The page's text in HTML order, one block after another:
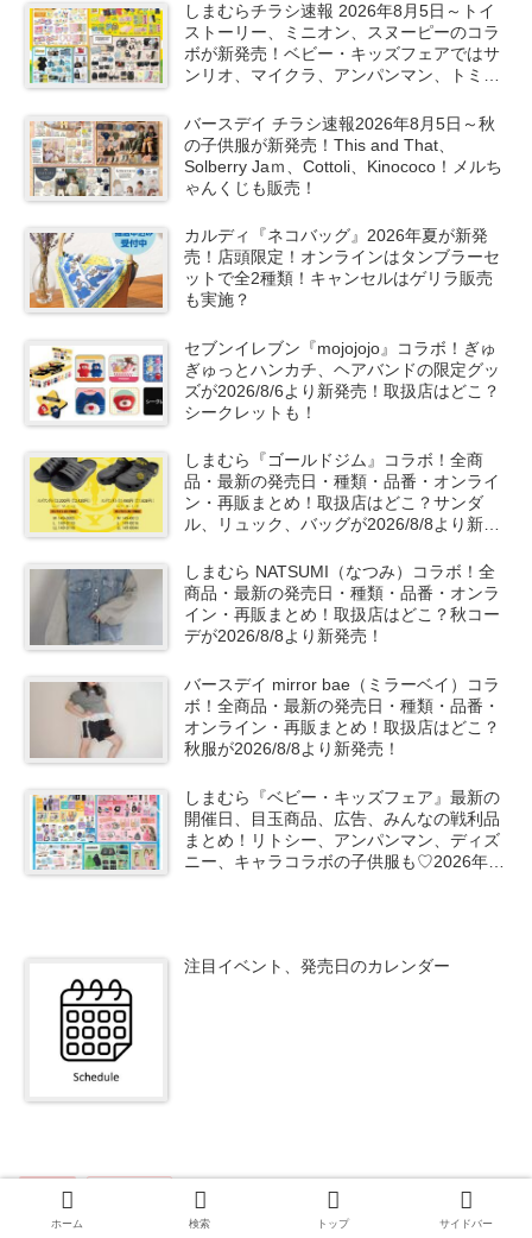
しまむらチラシ速報 2026年8月5日～トイ
ストーリー、ミニオン、スヌーピーのコラ
ボが新発売！ベビー・キッズフェアではサ
ンリオ、マイクラ、アンパンマン、トミカ
バースデイ チラシ速報2026年8月5日～秋
の子供服が新発売！This and That、
Solberry Jaｍ、Cottoli、Kinococo！メルち
ゃんくじも販売！
カルディ『ネコバッグ』2026年夏が新発
売！店頭限定！オンラインはタンブラーセ
ットで全2種類！キャンセルはゲリラ販売
も実施？
セブンイレブン『mojojojo』コラボ！ぎゅ
ぎゅっとハンカチ、ヘアバンドの限定グッ
ズが2026/8/6より新発売！取扱店はどこ？
シークレットも！
しまむら『ゴールドジム』コラボ！全商
品・最新の発売日・種類・品番・オンライ
ン・再販まとめ！取扱店はどこ？サンダ
ル、リュック、バッグが2026/8/8より新発
しまむら NATSUMI（なつみ）コラボ！全
商品・最新の発売日・種類・品番・オンラ
イン・再販まとめ！取扱店はどこ？秋コー
デが2026/8/8より新発売！
バースデイ mirror bae（ミラーベイ）コラ
ボ！全商品・最新の発売日・種類・品番・
オンライン・再販まとめ！取扱店はどこ？
秋服が2026/8/8より新発売！
しまむら『ベビー・キッズフェア』最新の
開催日、目玉商品、広告、みんなの戦利品
まとめ！リトシー、アンパンマン、ディズ
ニー、キャラコラボの子供服も♡2026年夏
注目イベント、発売日のカレンダー
くじ
ホーム 検索 トップ サイドバー